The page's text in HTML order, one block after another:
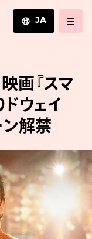
JA
ZH
画『スマ
ドウェイ
ン解禁